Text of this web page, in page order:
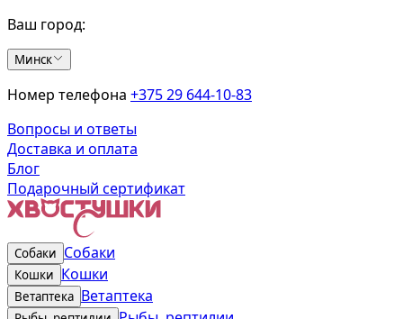
Ваш город:
Минск
Номер телефона +375 29 644-10-83
Вопросы и ответы
Доставка и оплата
Блог
Подарочный сертификат
Собаки Собаки
Кошки Кошки
Ветаптека Ветаптека